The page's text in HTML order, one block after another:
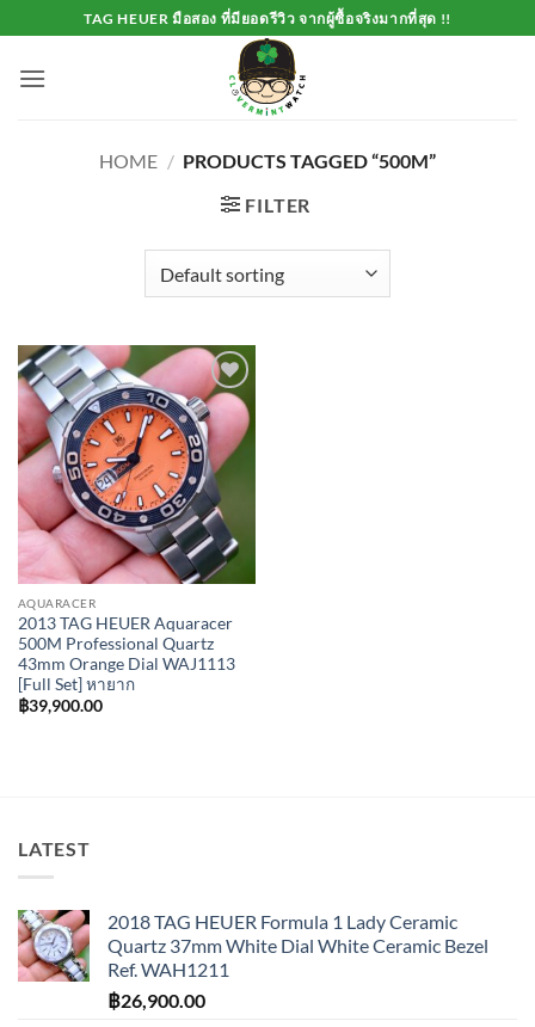
to
content
TAG HEUER มือสอง ที่มียอดรีวิว จากผู้ซื้อจริงมากที่สุด !!
HOME / PRODUCTS TAGGED “500M”
FILTER
Add to
Wishlist
AQUARACER
2013 TAG HEUER Aquaracer
500M Professional Quartz
43mm Orange Dial WAJ1113
[Full Set] หายาก
฿39,900.00
LATEST
2018 TAG HEUER Formula 1 Lady Ceramic
Quartz 37mm White Dial White Ceramic Bezel
Ref. WAH1211
฿26,900.00